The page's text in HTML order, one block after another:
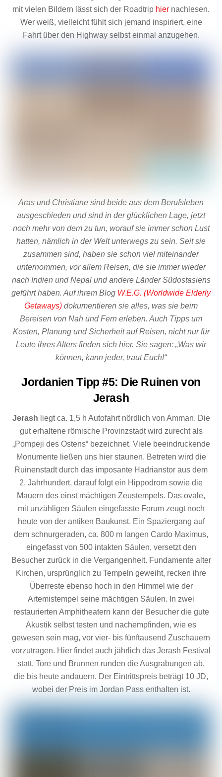
mit vielen Bildern lässt sich der Roadtrip hier nachlesen.
Wer weiß, vielleicht fühlt sich jemand inspiriert, eine
Fahrt über den Highway selbst einmal anzugehen.
Aras und Christiane sind beide aus dem Berufsleben
ausgeschieden und sind in der glücklichen Lage, jetzt
noch mehr von dem zu tun, worauf sie immer schon Lust
hatten, nämlich in der Welt unterwegs zu sein. Seit sie
zusammen sind, haben sie schon viel miteinander
unternommen, vor allem Reisen, die sie immer wieder
nach Indien und Nepal und andere Länder Südostasiens
geführt haben. Auf ihrem Blog W.E.G. (Worldwide Elderly
Getaways) dokumentieren sie alles, was sie beim
Bereisen von Nah und Fern erleben. Auch Tipps um
Kosten, Planung und Sicherheit auf Reisen, nicht nur für
Leute ihres Alters finden sich hier. Sie sagen: „Was wir
können, kann jeder, traut Euch!“
Jordanien Tipp #5: Die Ruinen von
Jerash
Jerash liegt ca. 1,5 h Autofahrt nördlich von Amman. Die
gut erhaltene römische Provinzstadt wird zurecht als
„Pompeji des Ostens“ bezeichnet. Viele beeindruckende
Monumente ließen uns hier staunen. Betreten wird die
Ruinenstadt durch das imposante Hadrianstor aus dem
2. Jahrhundert, darauf folgt ein Hippodrom sowie die
Mauern des einst mächtigen Zeustempels. Das ovale,
mit unzähligen Säulen eingefasste Forum zeugt noch
heute von der antiken Baukunst. Ein Spaziergang auf
dem schnurgeraden, ca. 800 m langen Cardo Maximus,
eingefasst von 500 intakten Säulen, versetzt den
Besucher zurück in die Vergangenheit. Fundamente alter
Kirchen, ursprünglich zu Tempeln geweiht, recken ihre
Überreste ebenso hoch in den Himmel wie der
Artemistempel seine mächtigen Säulen. In zwei
restaurierten Amphitheatern kann der Besucher die gute
Akustik selbst testen und nachempfinden, wie es
gewesen sein mag, vor vier- bis fünftausend Zuschauern
vorzutragen. Hier findet auch jährlich das Jerash Festival
statt. Tore und Brunnen runden die Ausgrabungen ab,
die bis heute andauern. Der Eintrittspreis beträgt 10 JD,
wobei der Preis im Jordan Pass enthalten ist.